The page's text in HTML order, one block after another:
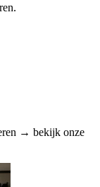
→ bekijk onze